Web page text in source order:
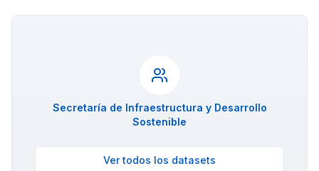
Secretaría de Infraestructura y Desarrollo
Sostenible
Ver todos los datasets